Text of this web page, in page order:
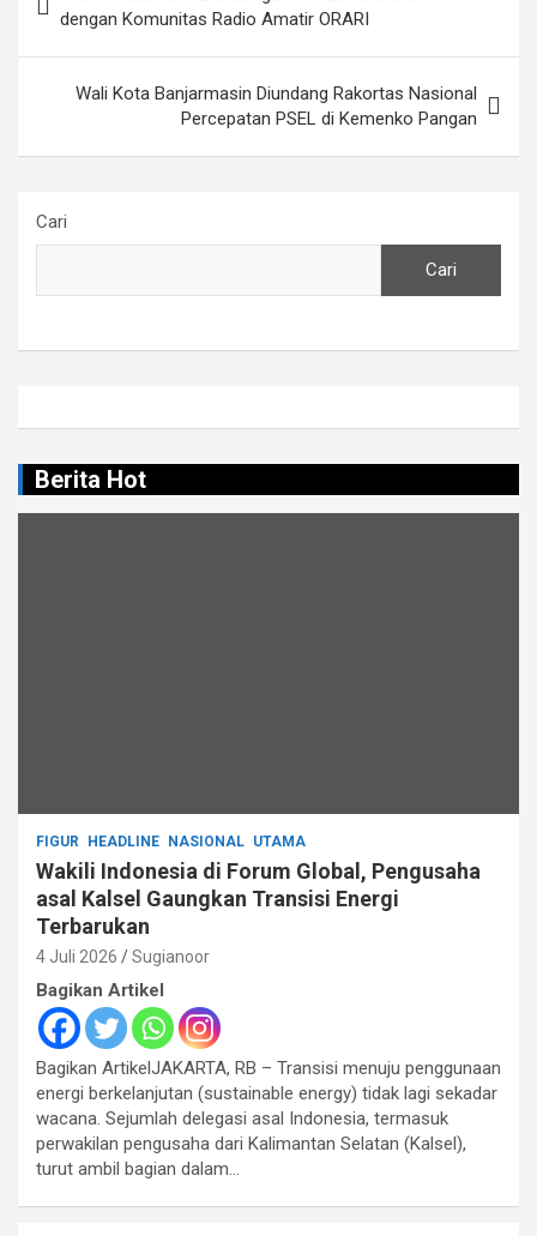
posdengan Komunitas Radio Amatir ORARI
Wali Kota Banjarmasin Diundang Rakortas Nasional
Percepatan PSEL di Kemenko Pangan
Cari
Cari
Berita Hot
FIGUR HEADLINE NASIONAL UTAMA
Wakili Indonesia di Forum Global, Pengusaha
asal Kalsel Gaungkan Transisi Energi
Terbarukan
4 Juli 2026 Sugianoor
Bagikan Artikel
Bagikan ArtikelJAKARTA, RB – Transisi menuju penggunaan
energi berkelanjutan (sustainable energy) tidak lagi sekadar
wacana. Sejumlah delegasi asal Indonesia, termasuk
perwakilan pengusaha dari Kalimantan Selatan (Kalsel),
turut ambil bagian dalam…